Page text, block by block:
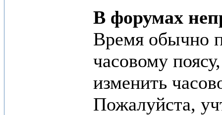
В форумах
Время обычно
часовому
изменить
Пожалуйста,